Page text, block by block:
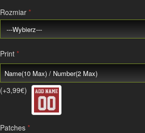
Rozmiar
Print
(+3,99€)
Patches